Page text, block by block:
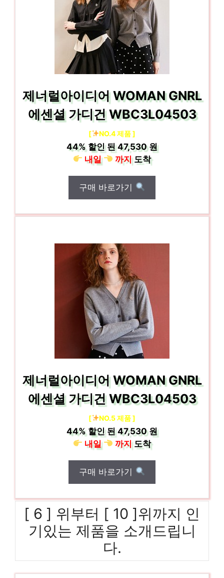
제너럴아이디어 WOMAN GNRL
에센셜 가디건 WBC3L04503
[ NO.4 제품 ]
44% 할인 된47,530 원
내일
까지도착
구매 바로가기
제너럴아이디어 WOMAN GNRL
에센셜 가디건 WBC3L04503
[ NO.5 제품 ]
44% 할인 된47,530 원
내일
까지도착
구매 바로가기
[ 6 ] 위부터 [ 10 ]위까지 인
기있는 제품을 소개드립니
다.